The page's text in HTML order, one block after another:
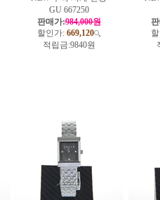
GU 667250
판매가:984,000원
할인가: 669,120
적립금:9840원